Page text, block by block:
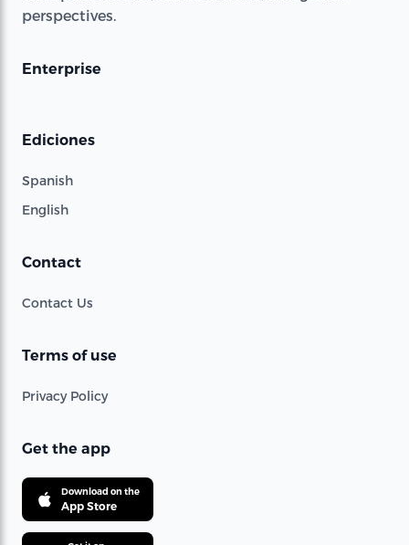
perspectives.
Enterprise
Ediciones
Spanish
English
Contact
Contact Us
Terms of use
Privacy Policy
Get the app
Download on the
App Store